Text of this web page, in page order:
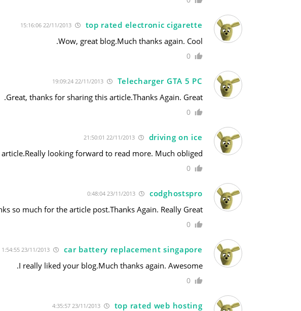
top rated electronic cigarette
22/11/2013 15:16:06
Wow, great blog.Much thanks again. Cool.
0
Telecharger GTA 5 PC
22/11/2013 19:09:24
Great, thanks for sharing this article.Thanks Again. Great.
0
driving on ice
22/11/2013 21:50:01
looking forward to read more. Much obliged.
0
codghostspro
so much for the article post.Thanks Again. Really Great.
0
car battery replacement singapore
I really liked your blog.Much thanks again. Awesome.
0
top rated web hosting
23/11/2013 4:35:57